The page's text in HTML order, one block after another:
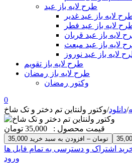
طرح لایه باز عید
لایه باز عید غدیر
لایه باز عید فطر
لایه باز عید قربان
لایه باز عید مبعث
لایه باز عید نوروز
طرح لایه باز تقویم
طرح لایه باز رمضان
وکتور رمضان
0
/دانلود/وکتور ولنتاین تم دختر و تک شاخ
قیمت محصول : 35,000 تومان
35,000 تومان – افزودن به سبد خرید
اشتراک و دسترسی به تمام فایل ها
ورود